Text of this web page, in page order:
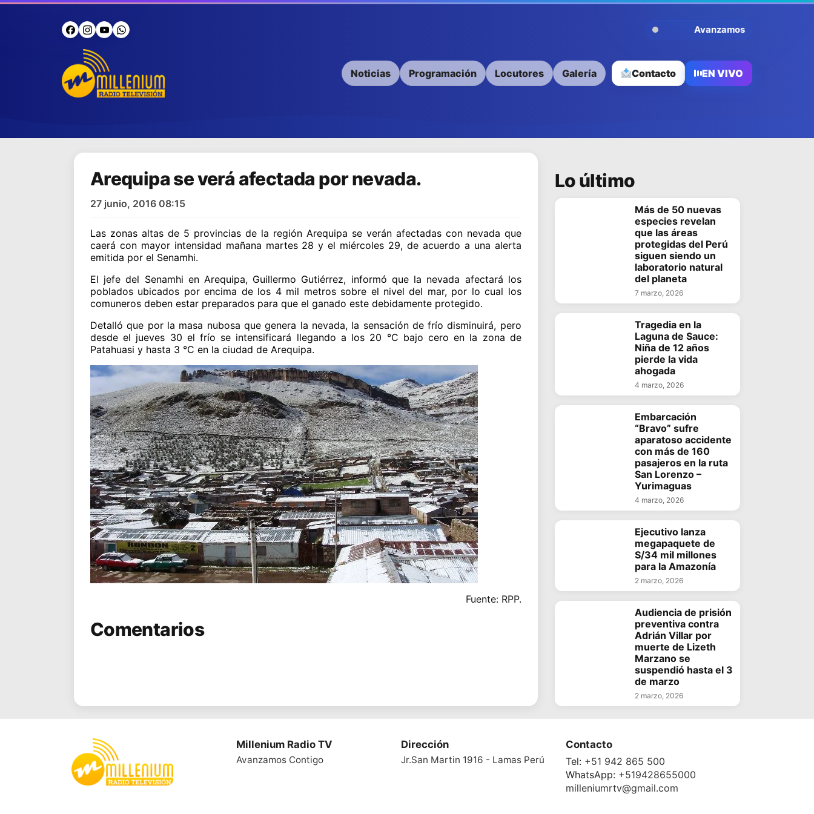
Avanzamos Contigo
Noticias Programación Locutores Galería Contacto EN VIVO
Arequipa se verá afectada por nevada.
27 junio, 2016 08:15
Las zonas altas de 5 provincias de la región Arequipa se verán afectadas con nevada que
caerá con mayor intensidad mañana martes 28 y el miércoles 29, de acuerdo a una alerta
emitida por el Senamhi.
El jefe del Senamhi en Arequipa, Guillermo Gutiérrez, informó que la nevada afectará los
poblados ubicados por encima de los 4 mil metros sobre el nivel del mar, por lo cual los
comuneros deben estar preparados para que el ganado este debidamente protegido.
Detalló que por la masa nubosa que genera la nevada, la sensación de frío disminuirá, pero
desde el jueves 30 el frío se intensificará llegando a los 20 °C bajo cero en la zona de
Patahuasi y hasta 3 °C en la ciudad de Arequipa.
Fuente: RPP.
Comentarios
Lo último
Más de 50 nuevas
especies revelan
que las áreas
protegidas del Perú
siguen siendo un
laboratorio natural
del planeta
7 marzo, 2026
Tragedia en la
Laguna de Sauce:
Niña de 12 años
pierde la vida
ahogada
4 marzo, 2026
Embarcación
“Bravo” sufre
aparatoso accidente
con más de 160
pasajeros en la ruta
San Lorenzo –
Yurimaguas
4 marzo, 2026
Ejecutivo lanza
megapaquete de
S/34 mil millones
para la Amazonía
2 marzo, 2026
Audiencia de prisión
preventiva contra
Adrián Villar por
muerte de Lizeth
Marzano se
suspendió hasta el 3
de marzo
2 marzo, 2026
Millenium Radio TV
Avanzamos Contigo
Dirección
Jr.San Martin 1916 - Lamas Perú
Contacto
Tel: +51 942 865 500
WhatsApp: +519428655000
milleniumrtv@gmail.com